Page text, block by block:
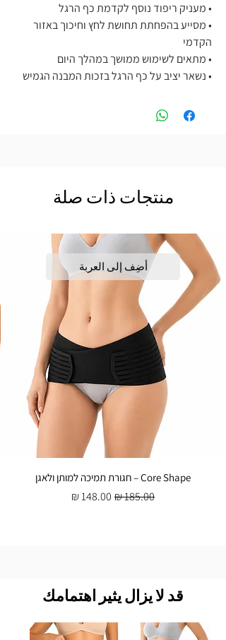
• מעניק ריפוד נוסף לקדמת כף הרגל
• מסייע בהפחתת תחושת לחץ וחיכוך באזור
הקדמי
• מתאים לשימוש ממושך במהלך היום
• נשאר יציב על כף הרגל בזכות המבנה הגמיש
منتجات ذات صلة
أضِف إلى العربة
Core Shape – חגורת תמיכה למותן ולאגן
سعر عاديسعر البيع
قد لا يزال يثير اهتمامك